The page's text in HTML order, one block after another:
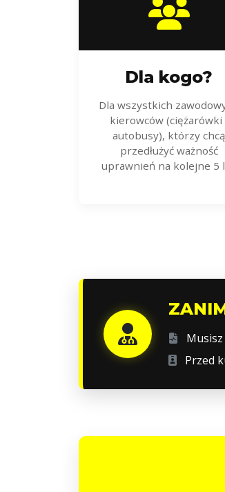
Dla kogo?
Dla wszystkich
kierowców (ciężarówki
autobusy), którzy chcą
przedłużyć ważność
uprawnień na kolejne 5
Przed